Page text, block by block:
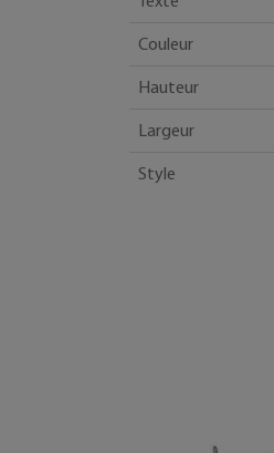
Couleur
Hauteur
Largeur
Style